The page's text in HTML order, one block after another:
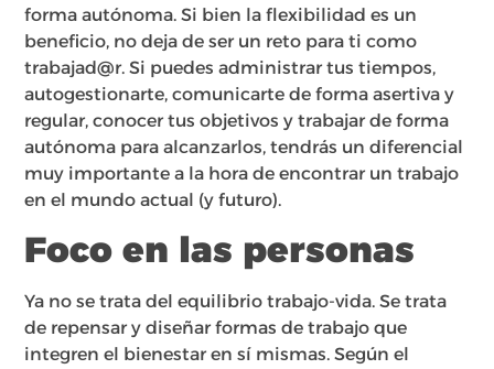
forma autónoma. Si bien la flexibilidad es un
beneficio, no deja de ser un reto para ti como
trabajad@r. Si puedes administrar tus tiempos,
autogestionarte, comunicarte de forma asertiva y
regular, conocer tus objetivos y trabajar de forma
autónoma para alcanzarlos, tendrás un diferencial
muy importante a la hora de encontrar un trabajo
en el mundo actual (y futuro).
Foco en las personas
Ya no se trata del equilibrio trabajo-vida. Se trata
de repensar y diseñar formas de trabajo que
integren el bienestar en sí mismas. Según el